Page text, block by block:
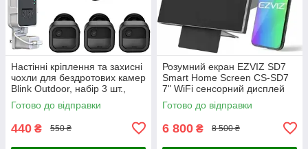
Настінні кріплення та захисні
чохли для бездротових камер
Blink Outdoor, набір 3 шт.,
чорні
Готово до відправки
440 ₴ 550 ₴
Розумний екран EZVIZ SD7
Smart Home Screen CS-SD7
7" WiFi сенсорний дисплей
для відеодзвінка та камер
Готово до відправки
6 800 ₴ 8 500 ₴